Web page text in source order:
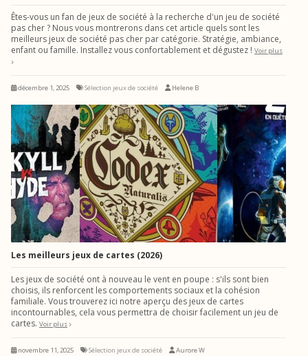
Êtes-vous un fan de jeux de société à la recherche d'un jeu de société
pas cher ? Nous vous montrerons dans cet article quels sont les
meilleurs jeux de société pas cher par catégorie. Stratégie, ambiance,
enfant ou famille. Installez vous confortablement et dégustez ! Voir plus
décembre 1, 2025 Sélection jeux de société Helene B
Les meilleurs jeux de cartes (2026)
Les jeux de société ont à nouveau le vent en poupe : s'ils sont bien
choisis, ils renforcent les comportements sociaux et la cohésion
familiale. Vous trouverez ici notre aperçu des jeux de cartes
incontournables, cela vous permettra de choisir facilement un jeu de
cartes. Voir plus
novembre 11, 2025 Sélection jeux de société Aurore W